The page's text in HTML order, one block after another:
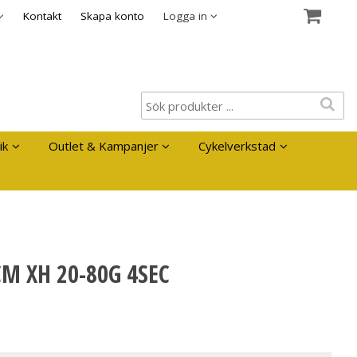
Kontakt Skapa konto Logga in
Outlet & Kampanjer
Cykelverkstad
XH 20-80G 4SEC